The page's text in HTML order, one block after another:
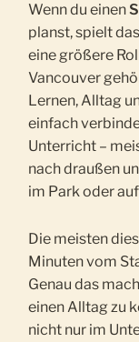
Wenn du einen
planst, spielt
eine größere
Vancouver
Lernen, Alltag
einfach
Unterricht –
nach draußen
im Park oder
Die meisten
Minuten vom
Genau das
einen Alltag zu
nicht nur im